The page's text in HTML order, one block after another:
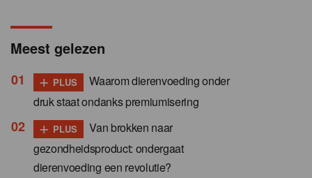
Meest gelezen
+ PLUS
Waarom dierenvoeding onder
druk staat ondanks premiumisering
+ PLUS
Van brokken naar
gezondheidsproduct: ondergaat
dierenvoeding een revolutie?